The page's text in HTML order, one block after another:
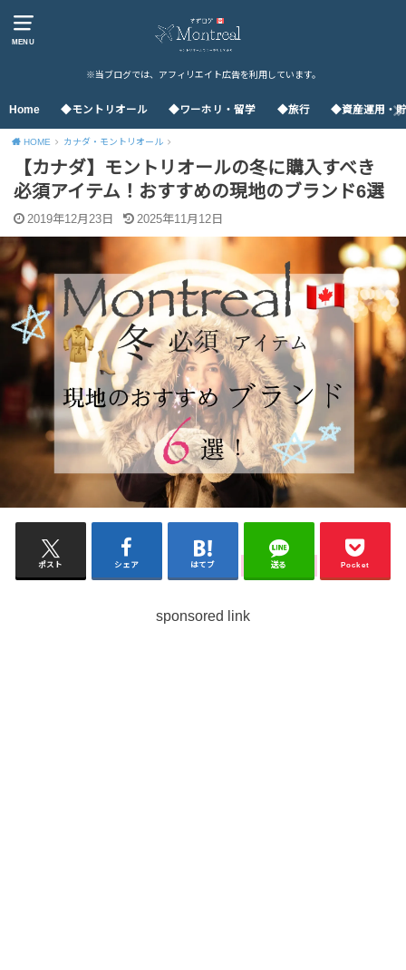
MENU
※当ブログでは、アフィリエイト広告を利用しています。
Home ◆モントリオール ◆ワーホリ・留学 ◆旅行 ◆資産運用・
HOME カナダ・モントリオール
【カナダ】モントリオールの冬に購入すべき
必須アイテム！おすすめの現地のブランド6選
2019年12月23日 2025年11月12日
ポスト シェア はてブ 送る Pocket
sponsored link